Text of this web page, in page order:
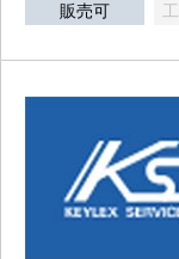
販売可